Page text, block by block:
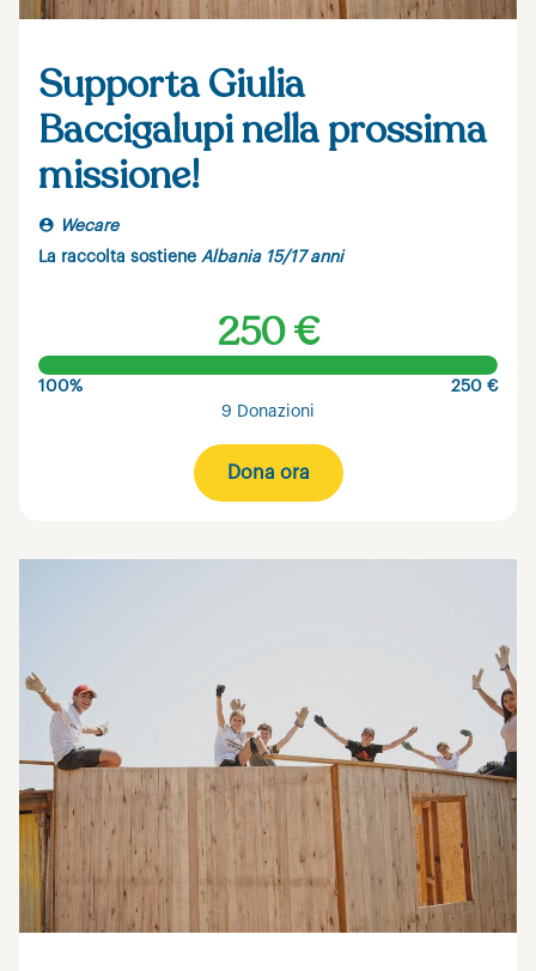
Supporta Giulia
Baccigalupi nella prossima
missione!
Wecare
La raccolta sostiene Albania 15/17 anni
250 €
100%
250 €
9 Donazioni
Dona ora